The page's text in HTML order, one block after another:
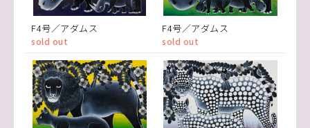
F4号／アダムス
sold out
F4号／アダムス
sold out